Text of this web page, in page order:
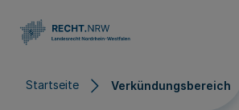
Startseite Verkündungsbereich